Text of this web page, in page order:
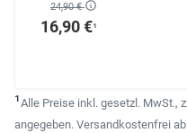
24,90 €
16,90 €¹
¹Alle Preise inkl. gesetzl. MwSt.,
angegeben. Versandkostenfrei